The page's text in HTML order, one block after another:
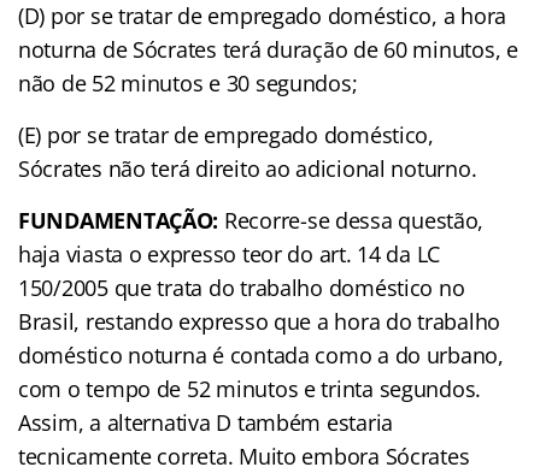
(D) por se tratar de empregado doméstico, a hora
noturna de Sócrates terá duração de 60 minutos, e
não de 52 minutos e 30 segundos;
(E) por se tratar de empregado doméstico,
Sócrates não terá direito ao adicional noturno.
FUNDAMENTAÇÃO: Recorre-se dessa questão,
haja viasta o expresso teor do art. 14 da LC
150/2005 que trata do trabalho doméstico no
Brasil, restando expresso que a hora do trabalho
doméstico noturna é contada como a do urbano,
com o tempo de 52 minutos e trinta segundos.
Assim, a alternativa D também estaria
tecnicamente correta. Muito embora Sócrates